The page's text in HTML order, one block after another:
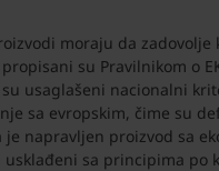
moraju da zadovolje
su Pravilnikom o
usaglašeni nacionalni
sa evropskim, čime su
napravljen proizvod sa
usklađeni sa principima po